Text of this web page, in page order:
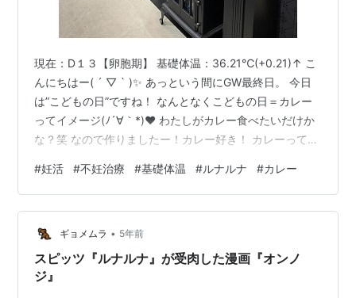
現在：D１３【卵胞期】 基礎体温：36.21℃(+0.21)↑ こ
んにちはー( ´ ▽ ` )✨ あっという間にGW最終日。 今日
は”こどもの日”ですね！ なんとなくこどもの日＝カレー
ってイメージ(ﾉ´∀｀*)❤︎ わたしがカレー食べたいだけか
な？笑 なので作りましたー！カレー好き！ カレーって作
ねぎ炒める匂いとか！） はやく食べたい･:*:･(*´∀｀
*)･:*:･ ※味見は無駄にたくさんしました。 GW中のスーパ
ーは人混みがすごいので 夜８時ごろ〜買い物へ行ってま
した✨ 客スカスカですが売り場もスカスカ。 （特に生鮮
品・・・w） それ…
#妊活 #不妊治療 #基礎体温 #ルナルナ #カレー
ギョメムラ • 5年前
スピッツ『ルナルナ』が受肉した漫画『オンノ
ジ』